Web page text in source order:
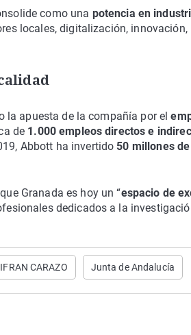
como una potencia en
locales, digitalización,
la apuesta de la compañía por el
de 1.000 empleos directos e
Abbott ha invertido 50 millones
Granada es hoy un “espacio de
dedicados a la
CARAZO Junta de Andalucía